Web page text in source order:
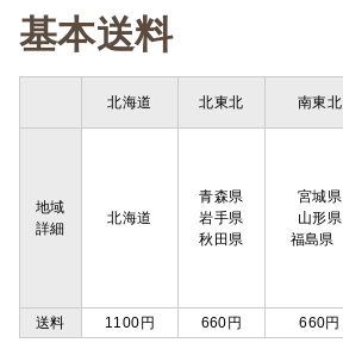
基本送料
北海道 北東北 南東北
地域
詳細
北海道
青森県
岩手県
秋田県
宮城県
山形県
福島県
送料
1100円 660円 660円